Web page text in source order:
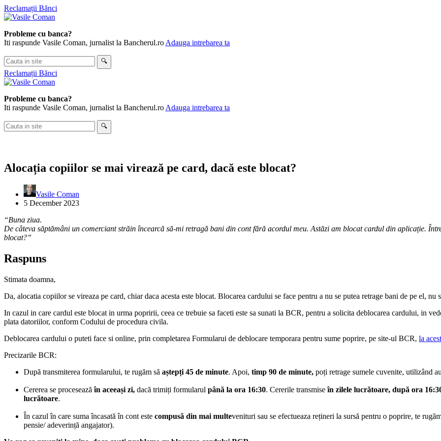
Skip
to
Reclamații Bănci
Probleme cu banca?
Iti raspunde Vasile Coman, jurnalist la Bancherul.ro Adauga intrebarea ta
Cauta
in
site
🔍
Reclamații Bănci
Probleme cu banca?
Iti raspunde Vasile Coman, jurnalist la Bancherul.ro Adauga intrebarea ta
Cauta
in
🔍
Alocația copiilor se mai virează pe card, dacă este blocat?
Vasile Coman
5 December 2023
“Buna ziua.
De câteva săptămâni un comerciant străin încearcă să-mi retragă bani din cont fără acordul meu. Astăzi am blocat cardul din aplicație.
blocat?”
Raspuns
Stimata doamna,
Da, alocatia copiilor se vireaza pe card, chiar daca acesta este blocat. Blocarea cardului se face pentru a nu se putea retrage bani de pe el,
In cazul in care cardul este blocat in urma popririi, ceea ce trebuie sa faceti este sa sunati la BCR, pentru a solicita deblocarea cardului, in
plata datoriilor, conform Codului de procedura civila.
Deblocarea cardului o puteti face si online, prin completarea Formularui de deblocare temporara pentru sume poprire, pe site-ul BCR, la
Precizarile BCR:
După transmiterea formularului, te rugăm să aștepți 45 de minute. Apoi, timp 90 de minute, poți retrage sumele cuvenite, utilizând
Cererea se proceseazăîn aceeași zi, dacă trimiți formularul până la ora 16:30. Cererile transmiseîn zilele lucrătoare, după ora
lucrătoare.
În cazul în care suma încasată în cont este compusă din mai multevenituri sau se efectueaza rețineri la sursă pentru o poprire, te
pensie/ adeverință angajator).